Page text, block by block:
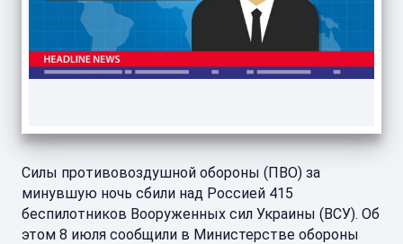
Силы противовоздушной обороны (ПВО) за
минувшую ночь сбили над Россией 415
беспилотников Вооруженных сил Украины (ВСУ). Об
этом 8 июля сообщили в Министерстве обороны